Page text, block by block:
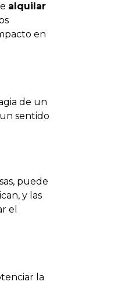
alquilar
en
de un
sentido
puede
y las
el
la